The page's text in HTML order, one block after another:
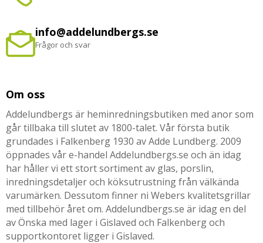
info@addelundbergs.se
Frågor och svar
Om oss
Addelundbergs är heminredningsbutiken med anor som
går tillbaka till slutet av 1800-talet. Vår första butik
grundades i Falkenberg 1930 av Adde Lundberg. 2009
öppnades vår e-handel Addelundbergs.se och än idag
har håller vi ett stort sortiment av glas, porslin,
inredningsdetaljer och köksutrustning från välkända
varumärken. Dessutom finner ni Webers kvalitetsgrillar
med tillbehör året om. Addelundbergs.se är idag en del
av Önska med lager i Gislaved och Falkenberg och
supportkontoret ligger i Gislaved.